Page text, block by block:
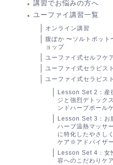
講習でお悩みの方へ
ユーファイ講習一覧
オンライン講習
腹ぽか 〜ソルトポット
ョップ
ユーファイ式セルフケ
ユーファイ式セラピス
ユーファイ式セラピス
Lesson Set 2：産
ジと強烈デトック
ンドハーブボール
Lesson Set 3：お
ハーブ温熱マッサ
に特化したやさし
ケア※アドバイザ
Lesson Set 4：女
容へのこだわりケア